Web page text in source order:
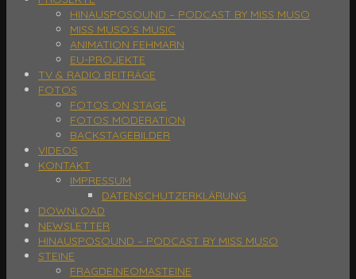
HINAUSPOSOUND – PODCAST BY MISS MUSO
MISS MUSO´S MUSIC
ANIMATION FEHMARN
EU-PROJEKTE
TV & RADIO BEITRÄGE
FOTOS
FOTOS ON STAGE
FOTOS MODERATION
BACKSTAGEBILDER
VIDEOS
KONTAKT
IMPRESSUM
DATENSCHUTZERKLÄRUNG
DOWNLOAD
NEWSLETTER
HINAUSPOSOUND – PODCAST BY MISS MUSO
STEINE
FRAGDEINEOMASTEINE